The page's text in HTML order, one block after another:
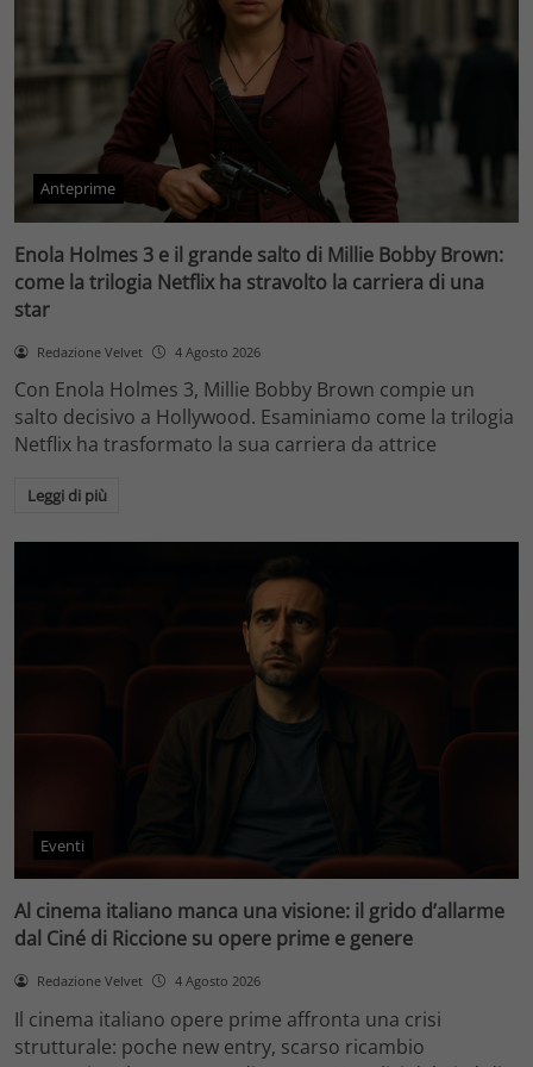
Anteprime
Enola Holmes 3 e il grande salto di Millie Bobby Brown:
come la trilogia Netflix ha stravolto la carriera di una
star
Redazione Velvet 4 Agosto 2026
Con Enola Holmes 3, Millie Bobby Brown compie un
salto decisivo a Hollywood. Esaminiamo come la trilogia
Netflix ha trasformato la sua carriera da attrice
Leggi di più
Eventi
Al cinema italiano manca una visione: il grido d’allarme
dal Ciné di Riccione su opere prime e genere
Redazione Velvet 4 Agosto 2026
Il cinema italiano opere prime affronta una crisi
strutturale: poche new entry, scarso ricambio